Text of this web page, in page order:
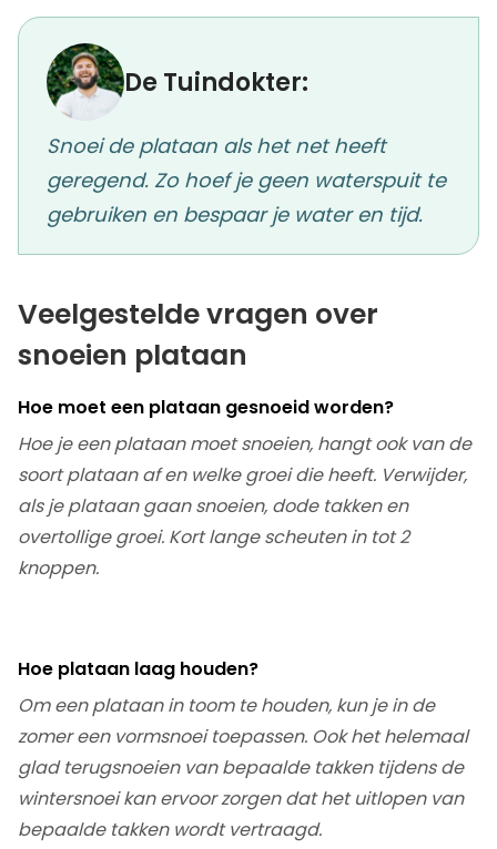
De Tuindokter:
Snoei de plataan als het net heeft
geregend. Zo hoef je geen waterspuit te
gebruiken en bespaar je water en tijd.
Veelgestelde vragen over
snoeien plataan
Hoe moet een plataan gesnoeid worden?
Hoe je een plataan moet snoeien, hangt ook van de
soort plataan af en welke groei die heeft. Verwijder,
als je plataan gaan snoeien, dode takken en
overtollige groei. Kort lange scheuten in tot 2
knoppen.
Hoe plataan laag houden?
Om een plataan in toom te houden, kun je in de
zomer een vormsnoei toepassen. Ook het helemaal
glad terugsnoeien van bepaalde takken tijdens de
wintersnoei kan ervoor zorgen dat het uitlopen van
bepaalde takken wordt vertraagd.